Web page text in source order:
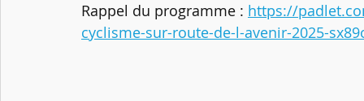
Rappel du programme : https://
cyclisme-sur-route-de-l-avenir-2025-